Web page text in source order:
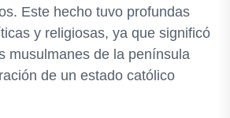
Este hecho tuvo profundas
y religiosas, ya que significó
musulmanes de la península
de un estado católico